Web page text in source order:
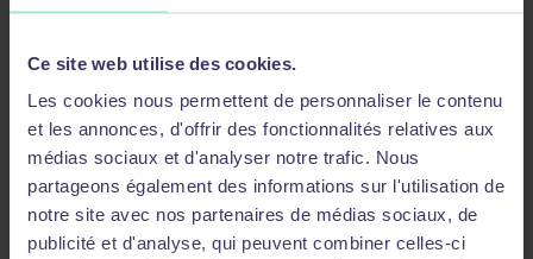
Ce site web utilise des cookies.
Les cookies nous permettent de personnaliser le contenu
et les annonces, d'offrir des fonctionnalités relatives aux
médias sociaux et d'analyser notre trafic. Nous
partageons également des informations sur l'utilisation de
notre site avec nos partenaires de médias sociaux, de
publicité et d'analyse, qui peuvent combiner celles-ci
Les expressions ROLLUP et CUBE
Les jointures
Les jointures
Alias de table ou synonyme local
Auto-jointure
Les jointures externes